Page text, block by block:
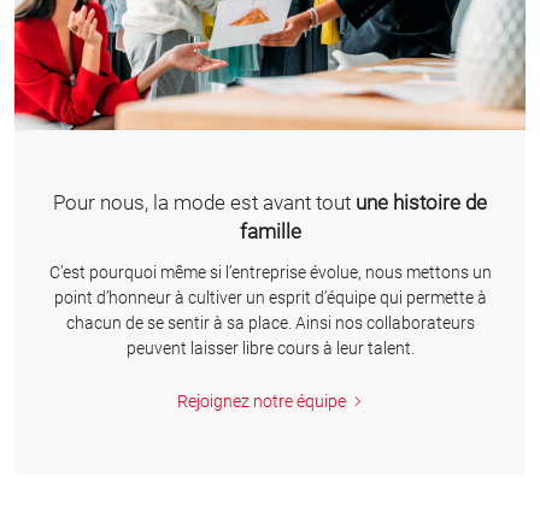
Pour nous, la mode est avant tout une histoire de
famille
C’est pourquoi même si l’entreprise évolue, nous mettons un
point d’honneur à cultiver un esprit d’équipe qui permette à
chacun de se sentir à sa place. Ainsi nos collaborateurs
peuvent laisser libre cours à leur talent.
Rejoignez notre équipe